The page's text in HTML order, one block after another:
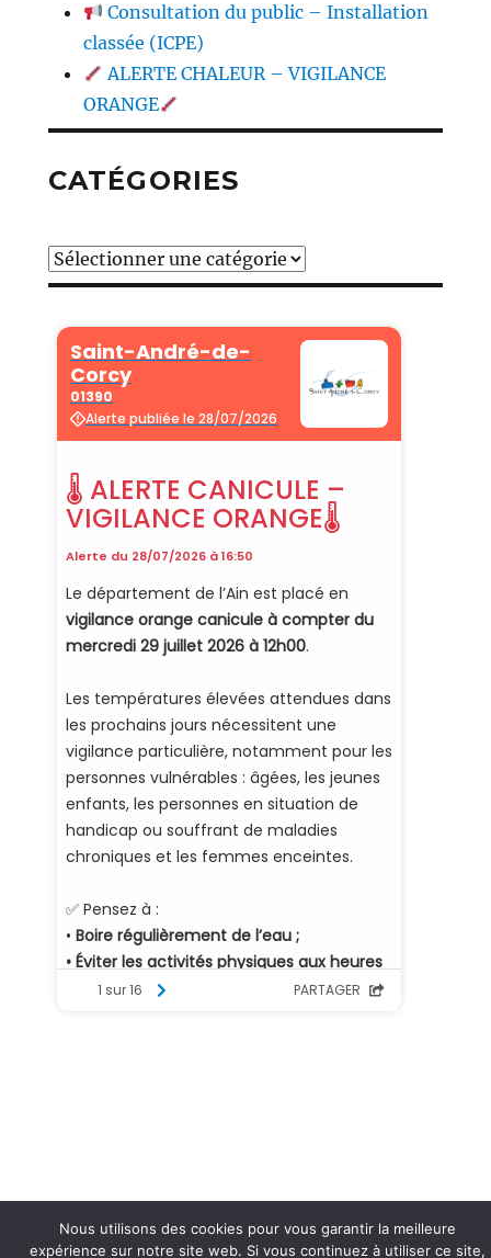
Consultation du public – Installation
classée (ICPE)
ALERTE CHALEUR – VIGILANCE
ORANGE
CATÉGORIES
Catégories
Nous utilisons des cookies pour vous garantir la meilleure
expérience sur notre site web. Si vous continuez à utiliser ce site,